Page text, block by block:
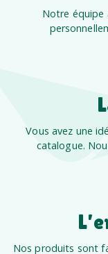
Notre équipe
Vous avez une
catalogue.
Nos produits sont